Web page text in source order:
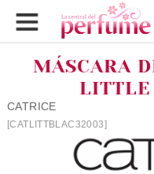
MÁSCARA
LITTLE
CATRICE
[CATLITTBLAC32003]